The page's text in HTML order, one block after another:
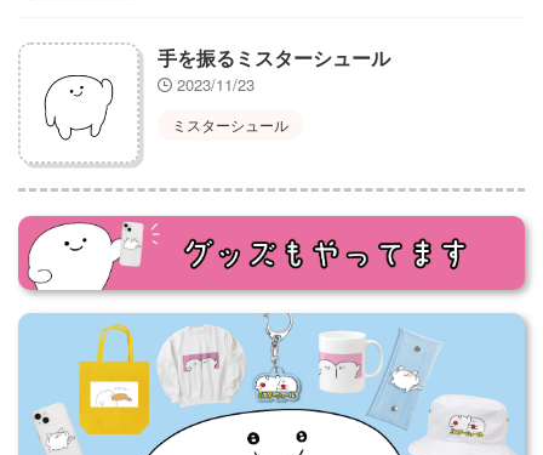
手を振るミスターシュール
2023/11/23
ミスターシュール